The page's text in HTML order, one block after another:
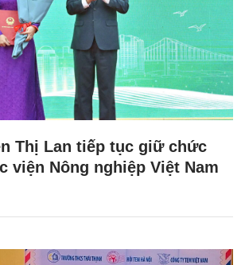
Thị Lan tiếp tục giữ chức
viện Nông nghiệp Việt Nam